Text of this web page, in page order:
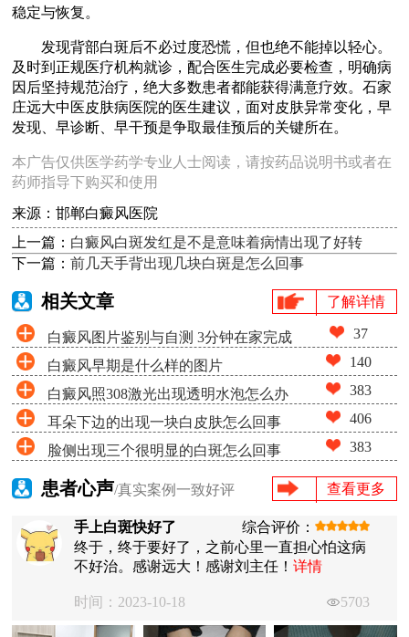
稳定与恢复。
发现背部白斑后不必过度恐慌，但也绝不能掉以轻心。
及时到正规医疗机构就诊，配合医生完成必要检查，明确病
因后坚持规范治疗，绝大多数患者都能获得满意疗效。石家
庄远大中医皮肤病医院的医生建议，面对皮肤异常变化，早
发现、早诊断、早干预是争取最佳预后的关键所在。
本广告仅供医学药学专业人士阅读，请按药品说明书或者在
药师指导下购买和使用
来源：邯郸白癜风医院
上一篇： 白癜风白斑发红是不是意味着病情出现了好转
下一篇：前几天手背出现几块白斑是怎么回事
相关文章 了解详情
白癜风图片鉴别与自测 3分钟在家完成
白斑筛查
37
白癜风早期是什么样的图片 140
白癜风照308激光出现透明水泡怎么办 383
耳朵下边的出现一块白皮肤怎么回事 406
脸侧出现三个很明显的白斑怎么回事 383
患者心声/真实案例一致好评 查看更多
手上白斑快好了
综合评价：
终于，终于要好了，之前心里一直担心怕这病
不好治。感谢远大！感谢刘主任！详情
时间：2023-10-18 5703